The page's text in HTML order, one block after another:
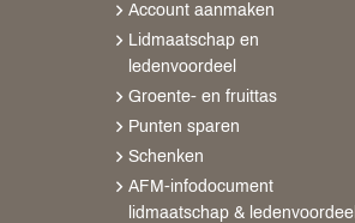
Account aanmaken
Lidmaatschap en
ledenvoordeel
Groente- en fruittas
Punten sparen
Schenken
AFM-infodocument
lidmaatschap & ledenvoordeel